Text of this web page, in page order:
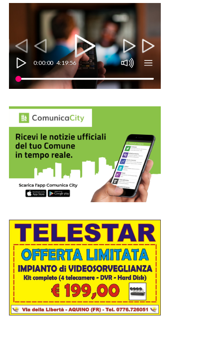
0:00:00 4:19:56